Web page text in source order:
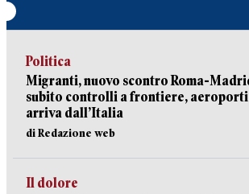
Politica
Migranti, nuovo scontro Roma-
subito controlli a frontiere,
arriva dall’Italia
di Redazione web
Il dolore